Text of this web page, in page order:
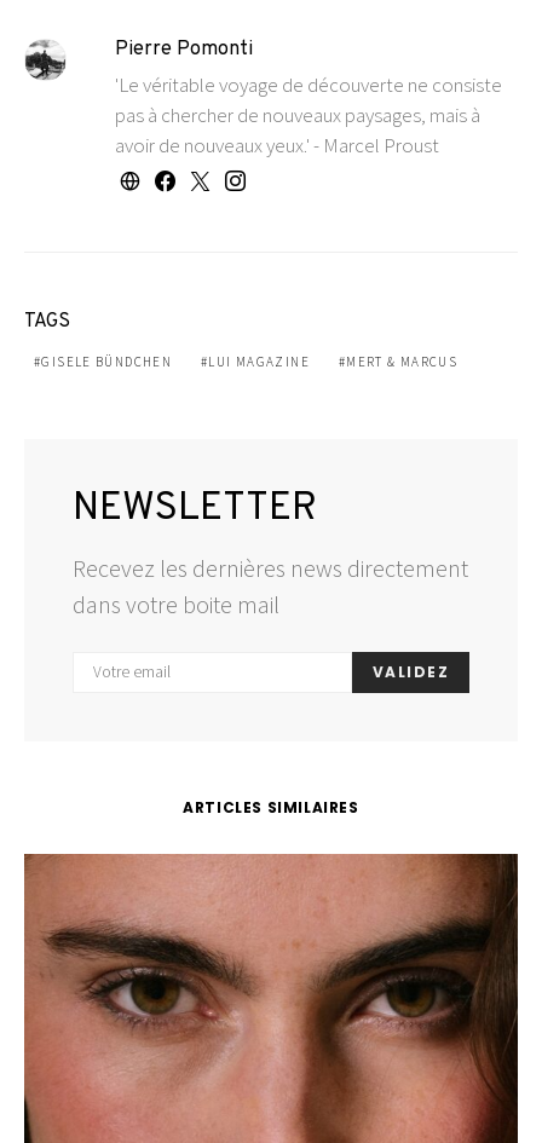
Pierre Pomonti
'Le véritable voyage de découverte ne consiste
pas à chercher de nouveaux paysages, mais à
avoir de nouveaux yeux.' - Marcel Proust
TAGS
GISELE BÜNDCHEN LUI MAGAZINE MERT & MARCUS
NEWSLETTER
Recevez les dernières news directement
dans votre boite mail
VALIDEZ
ARTICLES SIMILAIRES